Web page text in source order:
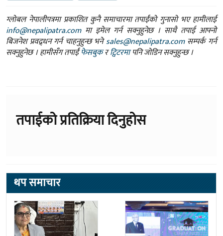
ग्लोबल नेपालीपत्रमा प्रकाशित कुनै समाचारमा तपाईंको गुनासो भए हामीलाई
info@nepalipatra.comमा इमेल गर्न सक्नुहुनेछ । साथै तपाई आफ्नो
बिजनेश प्रवद्र्धन गर्न चाहनुहुन्छ भनेsales@nepalipatra.comसम्पर्क गर्न
सक्नुहुनेछ । हामीसँग तपाईंफेसबुकरट्विटरमापनि जोडिन सक्नुहुन्छ ।
तपाईको प्रतिक्रिया दिनुहोस
थप समाचार